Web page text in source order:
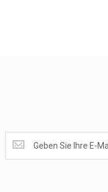
EMPFANGEN?
<br>MELDE